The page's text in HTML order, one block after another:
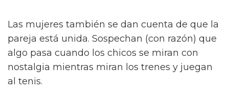
Las mujeres también se dan cuenta de que la
pareja está unida. Sospechan (con razón) que
algo pasa cuando los chicos se miran con
nostalgia mientras miran los trenes y juegan
al tenis.